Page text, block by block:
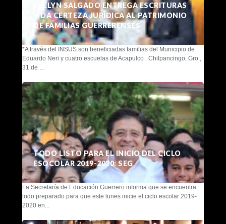
EVELYN SALGADO ENTREGA ESCRITURAS
Y DA CERTEZA JURÍDICA AL PATRIMONIO
DE FAMILIAS GUERRERENSES
*A través del INSUS son beneficiadas familias del Municipio de
Eduardo Neri y cuatro escuelas de Acapulco Chilpancingo, Gro.,
31 de ...
TODO LISTO PARA EL INICIO DEL CICLO
ESOCOLAR 2019-2020: SEG
La Secretaría de Educación Guerrero informa que se encuentra
todo preparado para que este lunes inicie el ciclo escolar 2019-
2020 en...